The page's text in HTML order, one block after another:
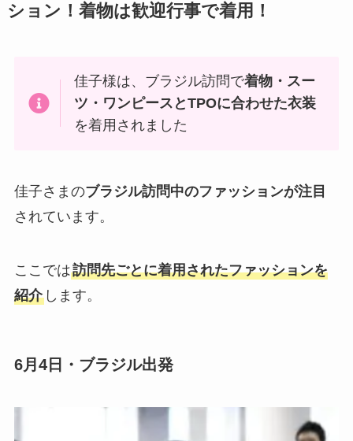
ション！着物は歓迎行事で着用！
佳子様は、ブラジル訪問で着物・スー
ツ・ワンピースとTPOに合わせた衣装
を着用されました
佳子さまのブラジル訪問中のファッションが注目
されています。
ここでは訪問先ごとに着用されたファッションを
紹介します。
6月4日・ブラジル出発